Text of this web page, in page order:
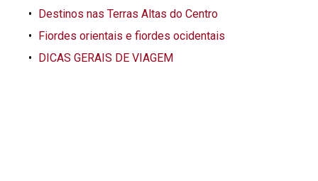
Destinos nas Terras Altas do Centro
Fiordes orientais e fiordes ocidentais
DICAS GERAIS DE VIAGEM